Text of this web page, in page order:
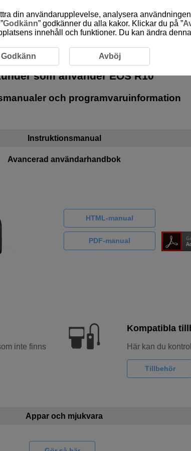
som använderEOS R10
och programvaruinformation
Instruktionsmanual
Avancerad användarhandbok
HTML-manual
PDF-manual
inte finns
Kompatibla
Här kan du
Tillbehör
Appar och mjukvara
din användarupplevelse, analysera
Godkänn” godkänner du alla kakor. Klickar du på ”
innehåll och funktioner. Du kan ändra
Godkänn Avböj